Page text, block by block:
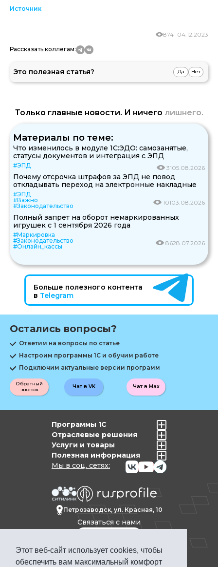
Этот веб-сайт использует cookies, чтобы
обеспечить вам максимальный комфорт
Источник
04.12.2023
874
Рассказать коллегам:
Это полезная статья? Да Нет
Только главные новости. И ничего лишнего.
Материалы по теме:
Что изменилось в модуле 1С:ЭДО: самозанятые,
статусы документов и интеграция с ЭПД
#ЭПД 3105.08.2026
Почему отсрочка штрафов за ЭПД не повод
откладывать переход на электронные накладные
#ЭПД
#Важно
#Законодательство
10103.08.2026
Полный запрет на оборот немаркированных
игрушек с 1 сентября 2026 года
#Маркировка
#Законодательство
#Онлайн_кассы
8628.07.2026
Больше полезного контента
в Telegram
Остались вопросы?
Ответим на вопросы по статье
Настроим программы 1С и обучим работе
Подключим актуальные версии программ
Обратный
звонок
Чат в Max
Чат в VK
Петрозаводск, ул. Красная, 10
Связаться с нами
Мы в соц. сетях:
Политика конфиденциальности
Программы 1С
Отраслевые решения
Услуги и товары
Полезная информация